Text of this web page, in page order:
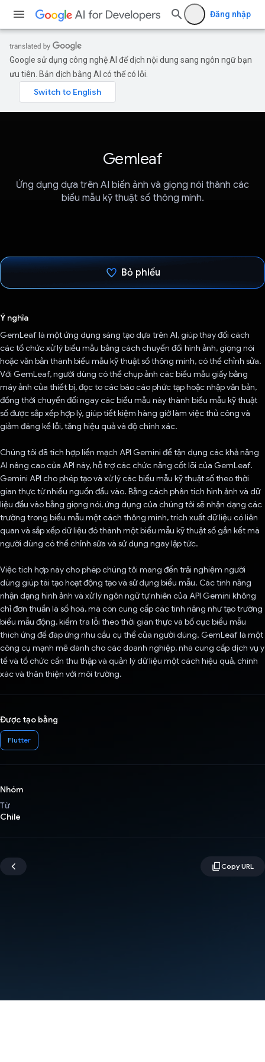
Đăng nhập
Google sử dụng công nghệ AI để dịch nội dung sang ngôn ngữ bạn
ưu tiên. Bản dịch bằng AI có thể có lỗi.
Gemleaf
Ứng dụng dựa trên AI biến ảnh và giọng nói thành các
biểu mẫu kỹ thuật số thông minh.
Bỏ phiếu
Ý nghĩa
GemLeaf là một ứng dụng sáng tạo dựa trên AI, giúp thay đổi cách
các tổ chức xử lý biểu mẫu bằng cách chuyển đổi hình ảnh, giọng nói
hoặc văn bản thành biểu mẫu kỹ thuật số thông minh, có thể chỉnh sửa.
Với GemLeaf, người dùng có thể chụp ảnh các biểu mẫu giấy bằng
máy ảnh của thiết bị, đọc to các báo cáo phức tạp hoặc nhập văn bản,
đồng thời chuyển đổi ngay các biểu mẫu này thành biểu mẫu kỹ thuật
số được sắp xếp hợp lý, giúp tiết kiệm hàng giờ làm việc thủ công và
giảm đáng kể lỗi, tăng hiệu quả và độ chính xác.
Chúng tôi đã tích hợp liền mạch API Gemini để tận dụng các khả năng
AI nâng cao của API này, hỗ trợ các chức năng cốt lõi của GemLeaf.
Gemini API cho phép tạo và xử lý các biểu mẫu kỹ thuật số theo thời
gian thực từ nhiều nguồn đầu vào. Bằng cách phân tích hình ảnh và dữ
liệu đầu vào bằng giọng nói, ứng dụng của chúng tôi sẽ nhận dạng các
trường trong biểu mẫu một cách thông minh, trích xuất dữ liệu có liên
quan và sắp xếp dữ liệu đó thành một biểu mẫu kỹ thuật số gắn kết mà
người dùng có thể chỉnh sửa và sử dụng ngay lập tức.
Việc tích hợp này cho phép chúng tôi mang đến trải nghiệm người
dùng giúp tái tạo hoạt động tạo và sử dụng biểu mẫu. Các tính năng
nhận dạng hình ảnh và xử lý ngôn ngữ tự nhiên của API Gemini không
chỉ đơn thuần là số hoá, mà còn cung cấp các tính năng như tạo trường
biểu mẫu động, kiểm tra lỗi theo thời gian thực và bố cục biểu mẫu
thích ứng để đáp ứng nhu cầu cụ thể của người dùng. GemLeaf là một
công cụ mạnh mẽ dành cho các doanh nghiệp, nhà cung cấp dịch vụ y
tế và tổ chức cần thu thập và quản lý dữ liệu một cách hiệu quả, chính
xác và thân thiện với môi trường.
Được tạo bằng
Flutter
Nhóm
Từ
Chile